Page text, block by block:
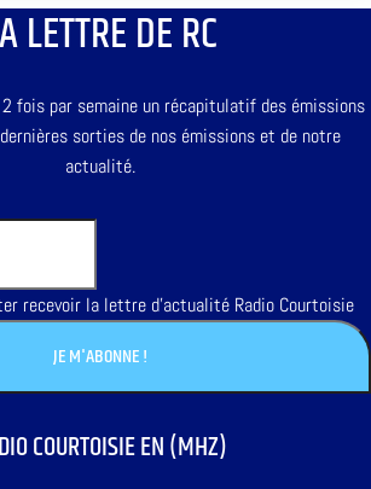
LETTRE DE RC
fois par semaine un récapitulatif des émissions
sorties de nos émissions et de notre
actualité.
recevoir la lettre d'actualité Radio Courtoisie
COURTOISIE EN (MHZ)